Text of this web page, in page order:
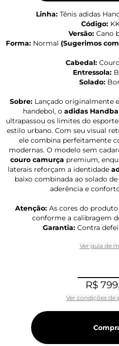
Linha: Tênis adidas
Código:
Versão:Cano
Forma:Normal (Sugerimos
Cabedal:
Entressola:
Solado:
Sobre:Lançado originalmente
handebol, o adidas
ultrapassou os limites do
estilo urbano. Com seu visual
ele combina perfeitamente
modernas. O modelo sem
couro camurça premium,
laterais reforçam a identidade
baixo combinada ao solado
aderência e
Atenção: As cores do
conforme a calibragem
Garantia: Contra
Ver guia de
R$
Ver condições de